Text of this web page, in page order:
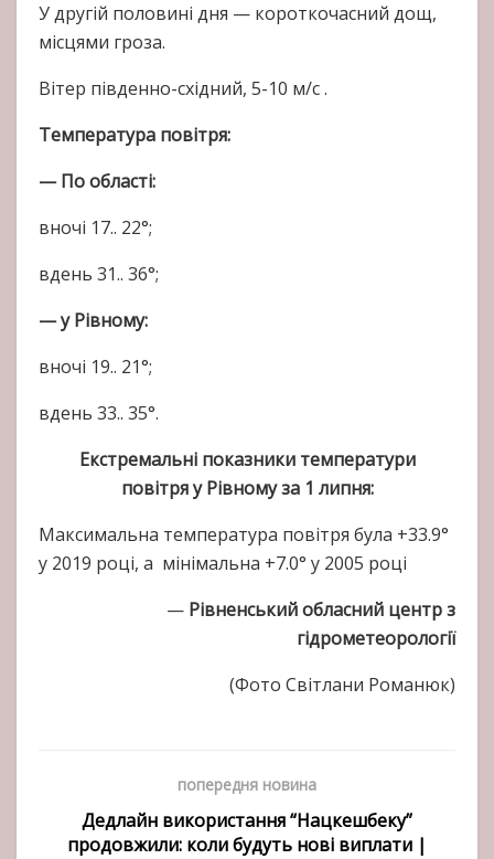
У другій половині дня — короткочасний дощ,
місцями гроза.
Вітер південно-східний, 5-10 м/с .
Температура повітря:
— По області:
вночі 17.. 22°;
вдень 31.. 36°;
— у Рівному:
вночі 19.. 21°;
вдень 33.. 35°.
Екстремальні показники температури
повітря у Рівному за 1 липня:
Максимальна температура повітря була +33.9°
у 2019 році, а мінімальна +7.0° у 2005 році
— Рівненський обласний центр з
гідрометеорології
(Фото Світлани Романюк)
попередня новина
Дедлайн використання “Нацкешбеку”
продовжили: коли будуть нові виплати |